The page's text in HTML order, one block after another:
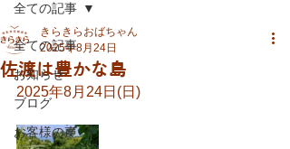
全ての記事
お知らせ
ブログ
お客様の声
全ての記事
佐渡は豊かな島
きらきらおばちゃん
2025年8月24日
2025年8月24日(日)